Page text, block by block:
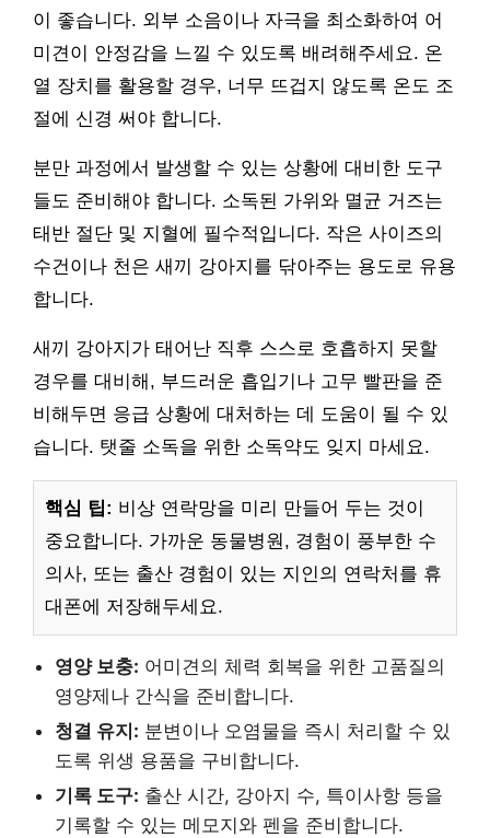
이 좋습니다. 외부 소음이나 자극을 최소화하여 어
미견이 안정감을 느낄 수 있도록 배려해주세요. 온
열 장치를 활용할 경우, 너무 뜨겁지 않도록 온도 조
절에 신경 써야 합니다.
분만 과정에서 발생할 수 있는 상황에 대비한 도구
들도 준비해야 합니다. 소독된 가위와 멸균 거즈는
태반 절단 및 지혈에 필수적입니다. 작은 사이즈의
수건이나 천은 새끼 강아지를 닦아주는 용도로 유용
합니다.
새끼 강아지가 태어난 직후 스스로 호흡하지 못할
경우를 대비해, 부드러운 흡입기나 고무 빨판을 준
비해두면 응급 상황에 대처하는 데 도움이 될 수 있
습니다. 탯줄 소독을 위한 소독약도 잊지 마세요.
핵심 팁: 비상 연락망을 미리 만들어 두는 것이
중요합니다. 가까운 동물병원, 경험이 풍부한 수
의사, 또는 출산 경험이 있는 지인의 연락처를 휴
대폰에 저장해두세요.
영양 보충: 어미견의 체력 회복을 위한 고품질의
영양제나 간식을 준비합니다.
청결 유지: 분변이나 오염물을 즉시 처리할 수 있
도록 위생 용품을 구비합니다.
기록 도구: 출산 시간, 강아지 수, 특이사항 등을
기록할 수 있는 메모지와 펜을 준비합니다.